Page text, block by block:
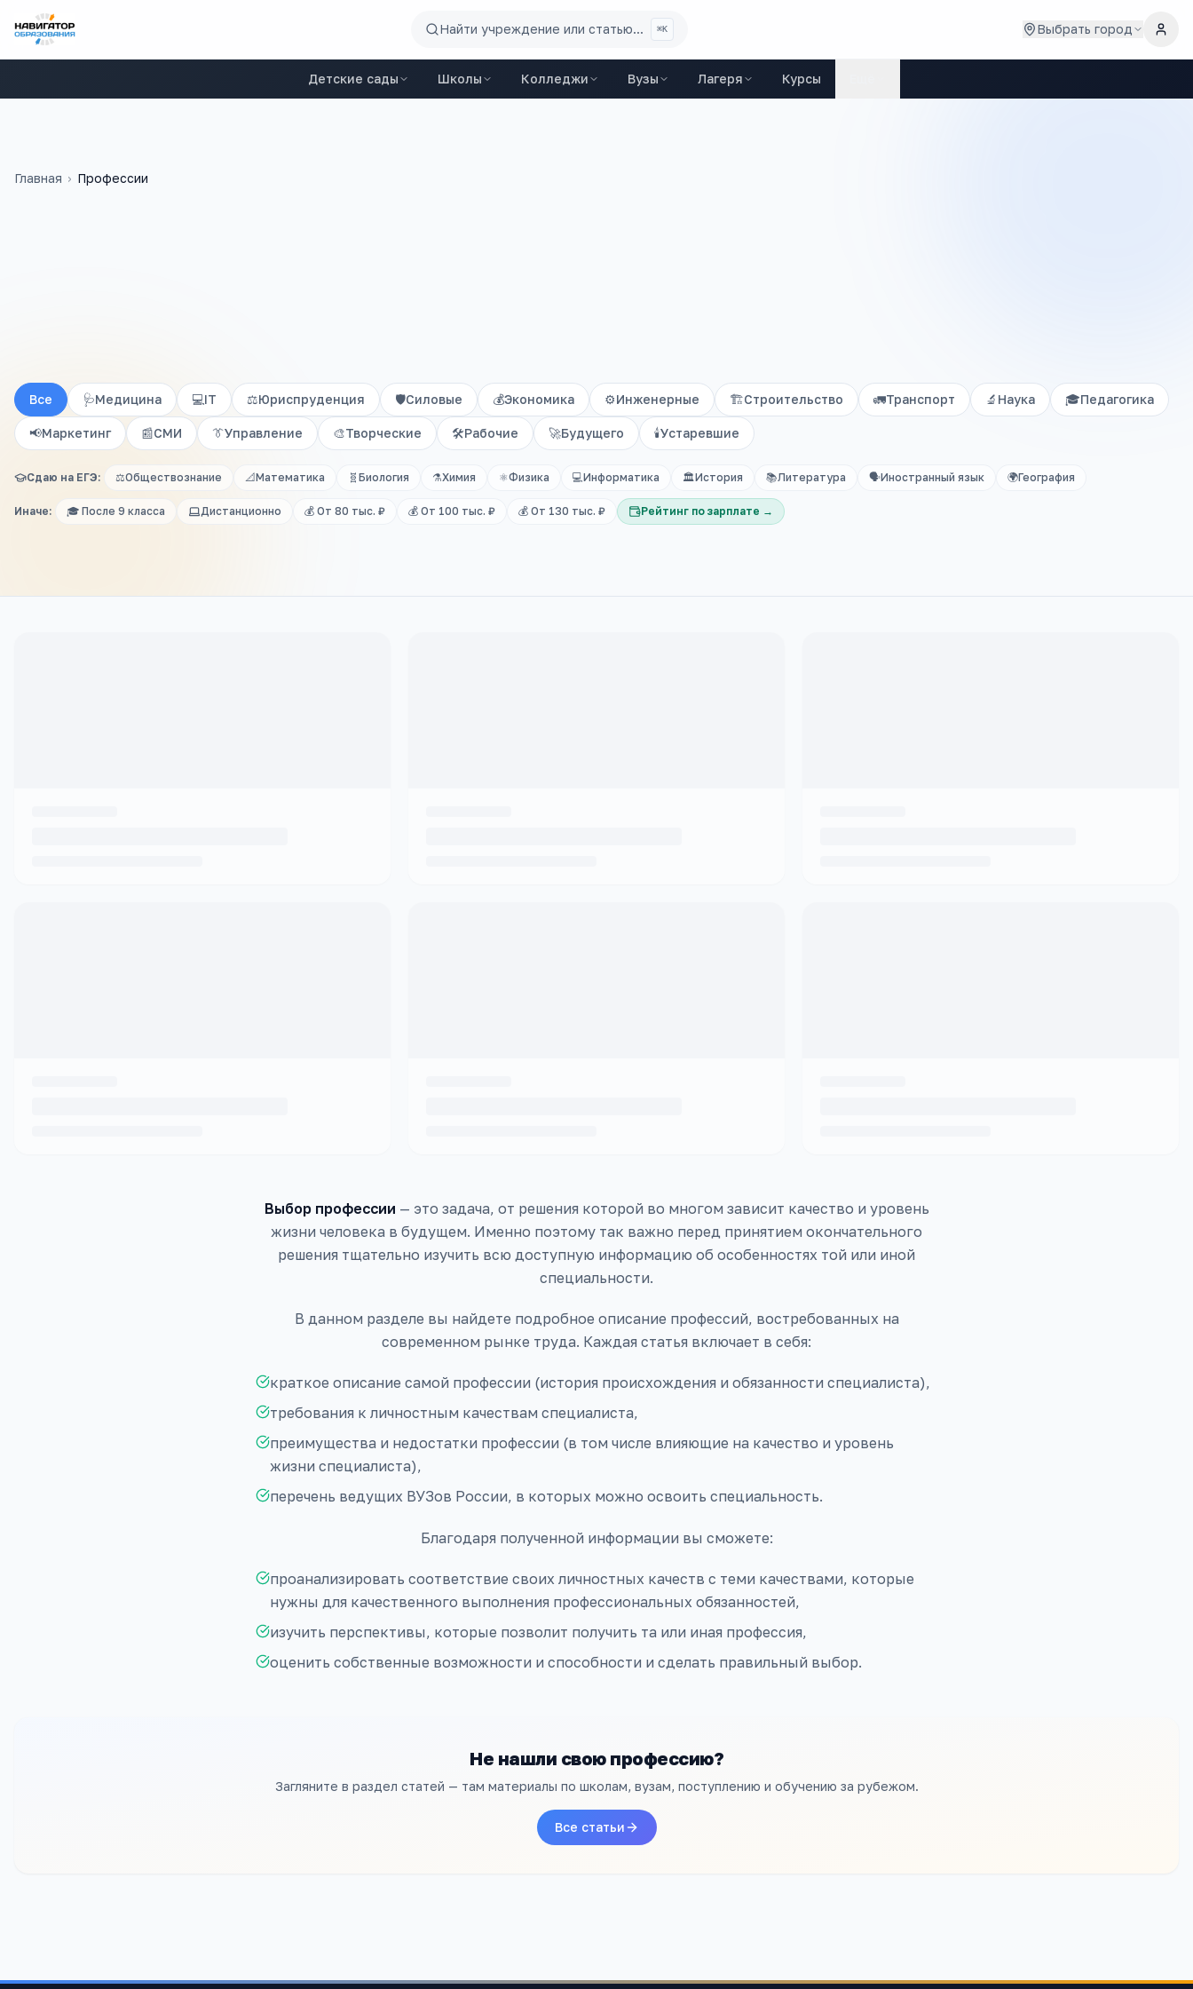
Найти учреждение или статью... ⌘K Выбрать город
Детские сады Школы Колледжи Вузы Лагеря Курсы
Главная › Профессии
Все 🩺Медицина 💻IT ⚖️Юриспруденция 🛡️Силовые 💰Экономика ⚙️Инженерные 🏗️Строительство 🚛Транспорт 🔬 Наука 🎓Педагогика
📢Маркетинг 📰СМИ 👔Управление 🎨Творческие 🛠️Рабочие 🚀Будущего 🕯️Устаревшие
Сдаю на ЕГЭ: ⚖️Обществознание 📐Математика 🧬 Биология ⚗️Химия ⚛️Физика 💻Информатика 🏛️История 📚Литература 🗣️Иностранный язык 🌍География
Иначе: 🎓 После 9 класса Дистанционно 💰 От 80 тыс. ₽ 💰 От 100 тыс. ₽ 💰 От 130 тыс. ₽ Рейтинг по зарплате →
Выбор профессии — это задача, от решения которой во многом зависит качество и уровень
жизни человека в будущем. Именно поэтому так важно перед принятием окончательного
решения тщательно изучить всю доступную информацию об особенностях той или иной
специальности.
В данном разделе вы найдете подробное описание профессий, востребованных на
современном рынке труда. Каждая статья включает в себя:
краткое описание самой профессии (история происхождения и обязанности специалиста),
требования к личностным качествам специалиста,
преимущества и недостатки профессии (в том числе влияющие на качество и уровень
жизни специалиста),
перечень ведущих ВУЗов России, в которых можно освоить специальность.
Благодаря полученной информации вы сможете:
проанализировать соответствие своих личностных качеств с теми качествами, которые
нужны для качественного выполнения профессиональных обязанностей,
изучить перспективы, которые позволит получить та или иная профессия,
оценить собственные возможности и способности и сделать правильный выбор.
Не нашли свою профессию?
Загляните в раздел статей — там материалы по школам, вузам, поступлению и обучению за рубежом.
Все статьи